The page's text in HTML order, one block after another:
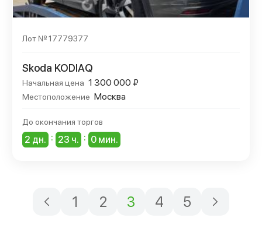
Лот № 17779377
Skoda KODIAQ
Начальная цена 1 300 000 ₽
Местоположение Москва
До окончания торгов
2 дн. : 23 ч. : 0 мин.
1 2 3 4 5